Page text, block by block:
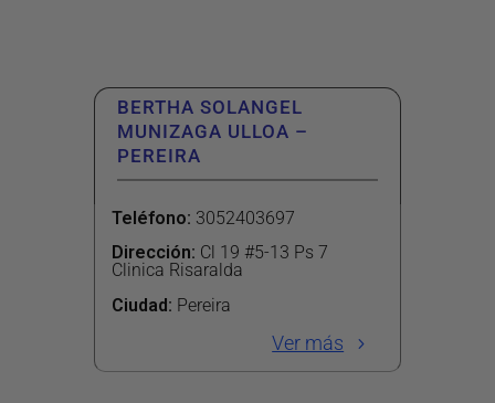
BERTHA SOLANGEL
MUNIZAGA ULLOA –
PEREIRA
Teléfono: 3052403697
Dirección: Cl 19 #5-13 Ps 7
Clinica Risaralda
Ciudad: Pereira
Ver más